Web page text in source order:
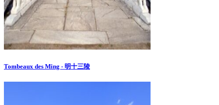
Tombeaux des Ming - 明十三陵